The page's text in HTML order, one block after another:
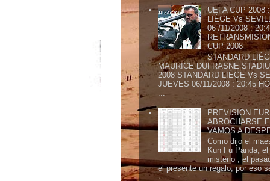
UEFA CUP 2008
LIÉGE Vs
06 /11/2008 :
CUP 2008
STANDARD
MAURICE DUFRASNE
2008 STANDARD LIÉGE Vs
JUEVES 06/11/2008 : 20:45
PREVISION
ABROCHARSE
VAMOS A
Como dijo el
Kun Fu Panda,
misterio , el
el presente un regalo, por eso